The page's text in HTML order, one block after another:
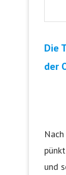
Die
der
und